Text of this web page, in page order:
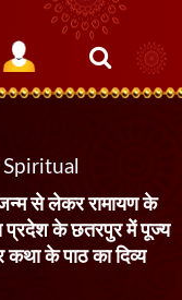
से लेकर रामायण के
प्रदेश के छतरपुर में पूज्य
कथा के पाठ का दिव्य